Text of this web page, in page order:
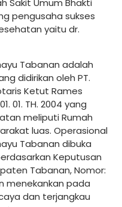
Sakit Umum Bhakti
pengusaha sukses
yaitu dr.
Tabanan adalah
didirikan oleh PT.
Ketut Rames
01. TH. 2004 yang
meliputi Rumah
luas. Operasional
Tabanan dibuka
Keputusan
Tabanan, Nomor:
menekankan pada
dan terjangkau